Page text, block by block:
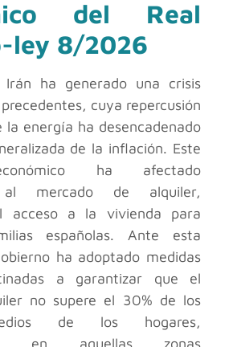
del Real
ley 8/2026
ha generado una crisis
cuya repercusión
la energía ha desencadenado
de la inflación. Este
ha afectado
al mercado de alquiler,
acceso a la vivienda para
españolas. Ante esta
ha adoptado medidas
a garantizar que el
no supere el 30% de los
de los hogares,
en aquellas zonas